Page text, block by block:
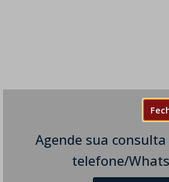
Agende sua
telefone/